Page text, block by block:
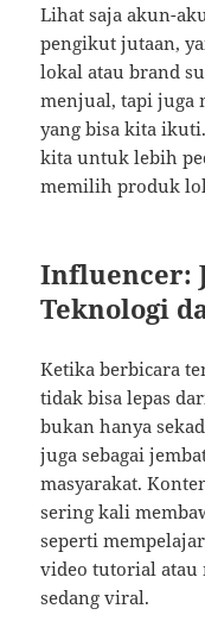
Lihat saja akun-
pengikut jutaan,
lokal atau brand
menjual, tapi juga
yang bisa kita
kita untuk lebih
memilih produk
Influencer:
Teknologi
Ketika berbicara
tidak bisa lepas
bukan hanya
juga sebagai
masyarakat.
sering kali
seperti
video tutorial atau
sedang viral.